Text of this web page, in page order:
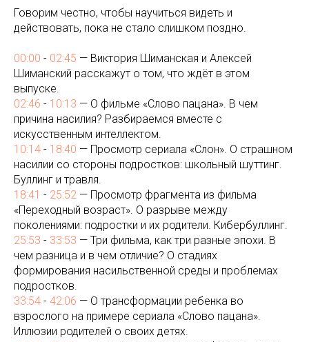
Говорим честно, чтобы научиться видеть и
действовать, пока не стало слишком поздно.
00:00 - 02:45 — Виктория Шиманская и Алексей
Шиманский расскажут о том, что ждёт в этом
выпуске.
02:46 - 10:13 — О фильме «Слово пацана». В чем
причина насилия? Разбираемся вместе с
искусственным интеллектом.
10:14 - 18:40 — Просмотр сериала «Слон». О страшном
насилии со стороны подростков: школьный шуттинг.
Буллинг и травля.
18:41 - 25:52 — Просмотр фрагмента из фильма
«Переходный возраст». О разрыве между
поколениями: подростки и их родители. Кибербуллинг.
25:53 - 33:53 — Три фильма, как три разные эпохи. В
чем разница и в чем отличие? О стадиях
формирования насильственной среды и проблемах
подростков.
33:54 - 42:06 — О трансформации ребенка во
взрослого на примере сериала «Слово пацана».
Иллюзии родителей о своих детях.